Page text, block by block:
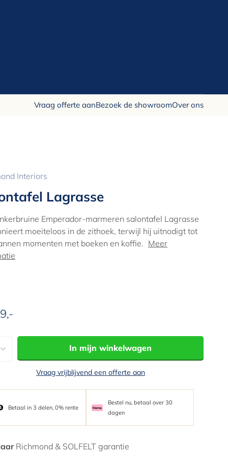
Vraag offerte aanBezoek de showroomOver ons
Interiors
Lagrasse
Emperador-marmeren salontafel Lagrasse
moeiteloos in de zithoek, terwijl hij uitnodigt tot
momenten met boeken en koffie. Meer
In mijn winkelwagen
Vraag vrijblijvend een offerte aan
Betaal in 3 delen, 0% rente
Bestel nu, betaal over 30
dagen
Richmond & SOLFELT garantie